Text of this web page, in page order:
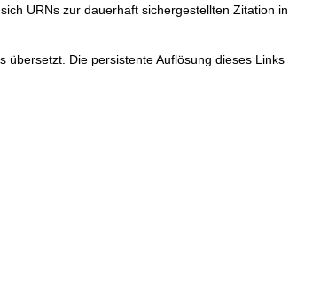
URNs zur dauerhaft sichergestellten Zitation in
übersetzt. Die persistente Auflösung dieses Links